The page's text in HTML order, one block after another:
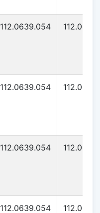
112.0639.054
112.0639.054
112.0639.054
112.0639.054